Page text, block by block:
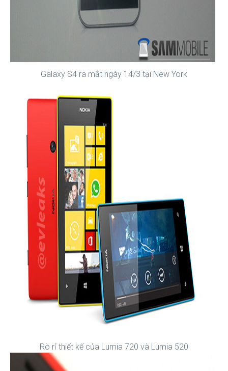
Galaxy S4 ra mắt ngày 14/3 tại New York
Rò rỉ thiết kế của Lumia 720 và Lumia 520